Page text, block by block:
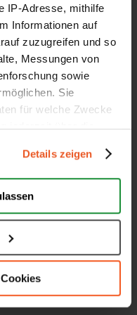
IP-Adresse, mithilfe
Informationen auf
zuzugreifen und so
Messungen von
sowie
Sie
für welche Zwecke
jederzeit über die
auch gerne:
Lage erfassen,
nach bestimmten
persönlichen Daten
Ihre Präferenzen im
Details zeigen